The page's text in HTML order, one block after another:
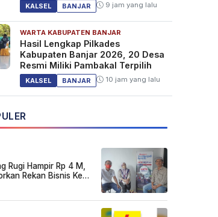
KALSEL BANJAR 9 jam yang lalu
WARTA KABUPATEN BANJAR
Hasil Lengkap Pilkades
Kabupaten Banjar 2026, 20 Desa
Resmi Miliki Pambakal Terpilih
KALSEL BANJAR 10 jam yang lalu
Rugi Hampir Rp 4 M,
Rekan Bisnis Ke